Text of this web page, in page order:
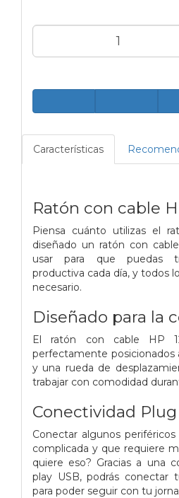
Características
Ratón con cable
Piensa cuánto utilizas el
diseñado un ratón con
usar para que puedas
productiva cada día, y todos
necesario.
Diseñado para la
El ratón con cable HP
perfectamente posicionados
y una rueda de
trabajar con comodidad
Conectividad
Conectar algunos
complicada y que requiere
quiere eso? Gracias a una
play USB, podrás conectar
para poder seguir con tu